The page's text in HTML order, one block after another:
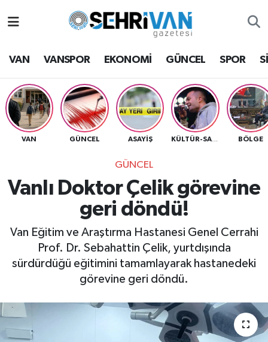
VAN VANSPOR EKONOMİ GÜNCEL SPOR
VAN GÜNCEL ASAYİŞ BÖLGE
GÜNCEL
Vanlı Doktor Çelik görevine
geri döndü!
Van Eğitim ve Araştırma Hastanesi Genel Cerrahi
Prof. Dr. Sebahattin Çelik, yurtdışında
sürdürdüğü eğitimini tamamlayarak hastanedeki
görevine geri döndü.
Van Hava Durumu
VAN Namaz Vakitleri
Van Trafik Yoğunluk Haritası
Süper Lig Puan Durumu ve Fikstür
Tüm Manşetler
Son Dakika Haberleri
Haber Arşivi